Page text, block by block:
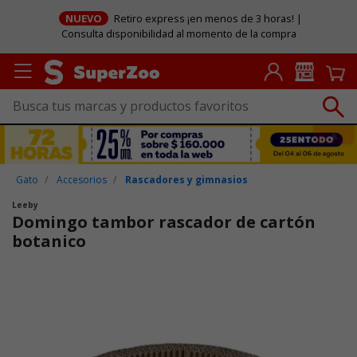
NUEVO
Retiro express ¡en menos de 3 horas! |
Consulta disponibilidad al momento de la compra
Gato Accesorios Rascadores y gimnasios
Leeby
Domingo tambor rascador de cartón
botanico